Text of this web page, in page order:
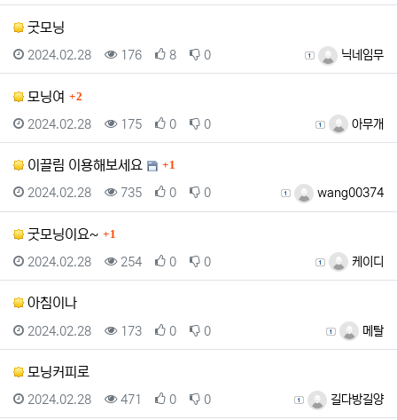
굿모닝
등록자 닉네임무
등록일
2024.02.28 조회
176 추천
8 비추천
0
모닝여 댓글
2
등록자 아무개
등록일
2024.02.28 조회
175 추천
0 비추천
0
이끌림 이용해보세요 댓글
1
등록자 wang00374
등록일
2024.02.28 조회
735 추천
0 비추천
0
굿모닝이요~ 댓글
1
등록자 케이디
등록일
2024.02.28 조회
254 추천
0 비추천
0
아침이나
등록자 메탈
등록일
2024.02.28 조회
173 추천
0 비추천
0
모닝커피로
등록자 길다방길양
등록일
2024.02.28 조회
471 추천
0 비추천
0